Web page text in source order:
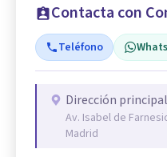
Contacta con
Teléfono
Dirección principal
Av. Isabel de
Madrid